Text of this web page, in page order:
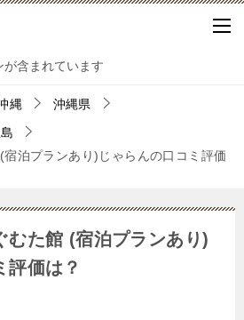
含まれています
縄
沖縄県
泊プランあり)じゃらんの口コミ評価
た館 (宿泊プランあり)
評価は？